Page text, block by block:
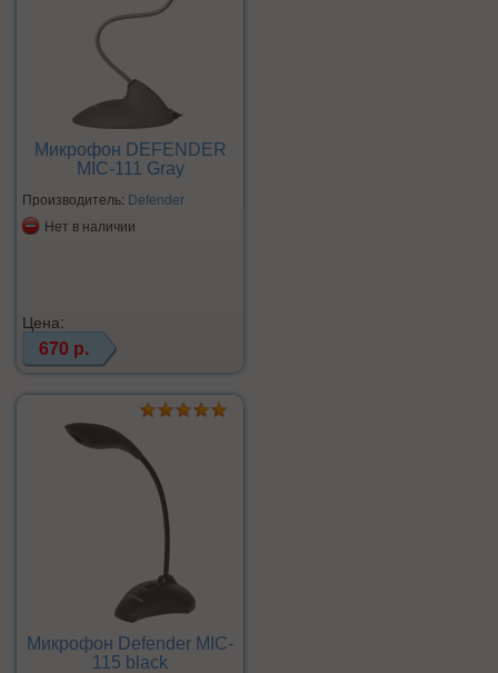
Микрофон DEFENDER
MIC-111 Gray
Производитель: Defender
Нет в наличии
Цена:
670 р.
Микрофон Defender MIC-
115 black